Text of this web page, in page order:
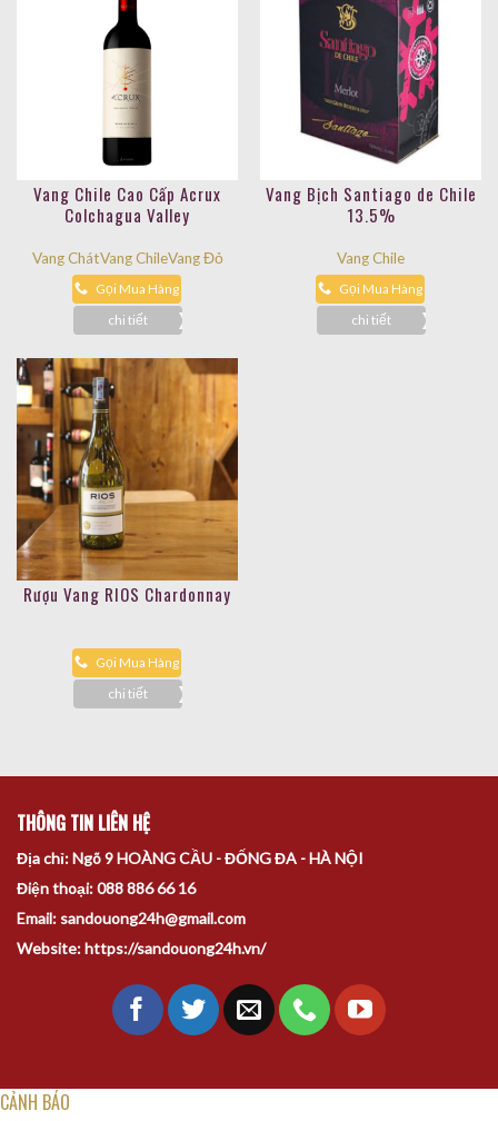
Vang Chile Cao Cấp Acrux
Colchagua Valley
Vang ChátVang ChileVang Đỏ
Gọi Mua Hàng
chi tiết
Vang Bịch Santiago de Chile
13.5%
Vang Chile
Gọi Mua Hàng
chi tiết
Rượu Vang RIOS Chardonnay
Gọi Mua Hàng
chi tiết
THÔNG TIN LIÊN HỆ
Địa chỉ: Ngõ 9 HOÀNG CẦU - ĐỐNG ĐA - HÀ NỘI
Điện thoại: 088 886 66 16
Email: sandouong24h@gmail.com
Website: https://sandouong24h.vn/
CẢNH BÁO